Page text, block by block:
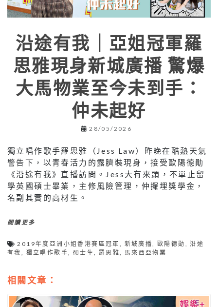
沿途有我｜亞姐冠軍羅
思雅現身新城廣播 驚爆
大馬物業至今未到手：
仲未起好
28/05/2026
獨立唱作歌手羅思雅（Jess Law）昨晚在酷熱天氣
警告下，以青春活力的露臍裝現身，接受歐陽德勛
《沿途有我》直播訪問。Jess大有來頭，不單止留
學英國碩士畢業，主修風險管理，仲攞埋獎學金，
名副其實的高材生。
閱讀更多
2019年度亞洲小姐香港賽區冠軍 , 新城廣播, 歐陽德勛 ,沿途
有我 , 獨立唱作歌手, 碩士生, 羅思雅, 馬來西亞物業
相關文章：